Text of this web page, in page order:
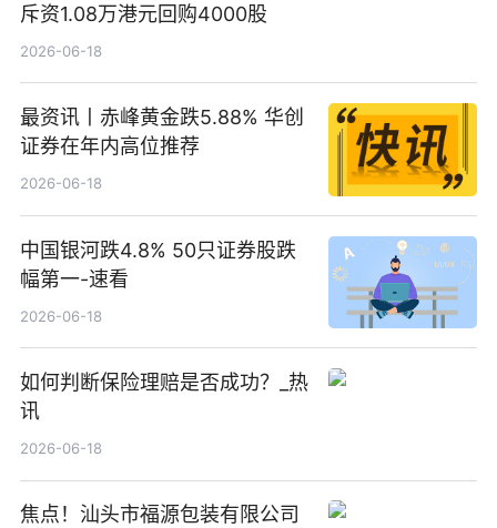
斥资1.08万港元回购4000股
2026-06-18
最资讯丨赤峰黄金跌5.88% 华创
证券在年内高位推荐
2026-06-18
中国银河跌4.8% 50只证券股跌
幅第一-速看
2026-06-18
如何判断保险理赔是否成功？_热
讯
2026-06-18
焦点！汕头市福源包装有限公司